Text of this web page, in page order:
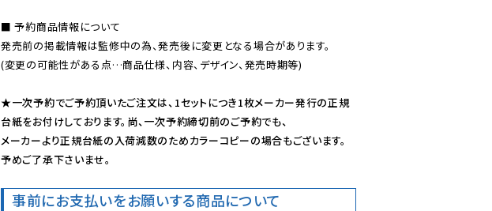
■ 予約商品情報について
発売前の掲載情報は監修中の為、発売後に変更となる場合があります。
(変更の可能性がある点…商品仕様、内容、デザイン、発売時期等)
★一次予約でご予約頂いたご注文は、1セットにつき1枚メーカー発行の正規
台紙をお付けしております。尚、一次予約締切前のご予約でも、
メーカーより正規台紙の入荷減数のためカラーコピーの場合もございます。
予めご了承下さいませ。
事前にお支払いをお願いする商品について